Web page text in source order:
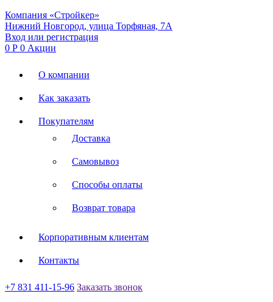
Компания «Стройкер»
Нижний Новгород, улица Торфяная, 7А
Вход или регистрация
0 Р 0 Акции
О компании
Как заказать
Покупателям
Доставка
Самовывоз
Способы оплаты
Возврат товара
Корпоративным клиентам
Контакты
+7 831 411-15-96 Заказать звонок